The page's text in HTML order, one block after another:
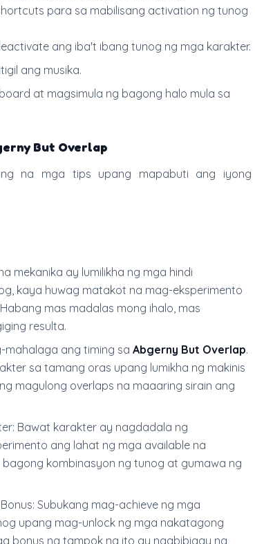
para sa mabilisang activation ng tunog
ang iba't ibang tunog ng mga karakter.
ang musika.
at magsimula ng bagong halo mula sa
But Overlap
na mga tips upang mapabuti ang iyong
mekanika ay lumilikha ng mga hindi
kaya huwag matakot na mag-eksperimento
mas madalas mong ihalo, mas
resulta.
mahalaga ang timing sa Abgerny But Overlap.
sa tamang oras upang lumikha ng makinis
magulong overlaps na maaaring sirain ang
Bawat karakter ay nagdadala ng
ang lahat ng mga available na
kombinasyon ng tunog at gumawa ng
Subukang mag-achieve ng mga
upang mag-unlock ng mga nakatagong
bonus na tampok na ito ay nagbibigay ng